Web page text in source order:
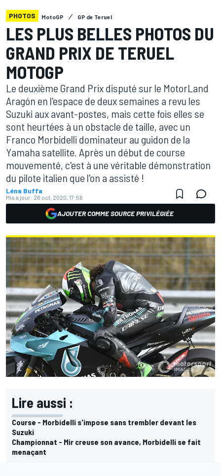
PHOTOS MotoGP GP de Teruel
LES PLUS BELLES PHOTOS DU
GRAND PRIX DE TERUEL
MOTOGP
Le deuxième Grand Prix disputé sur le MotorLand
Aragón en l'espace de deux semaines a revu les
Suzuki aux avant-postes, mais cette fois elles se
sont heurtées à un obstacle de taille, avec un
Franco Morbidelli dominateur au guidon de la
Yamaha satellite. Après un début de course
mouvementé, c'est à une véritable démonstration
du pilote italien que l'on a assisté !
Léna Buffa
Mis à jour: 26 oct. 2020, 17:56
AJOUTER COMME SOURCE PRIVILÉGIÉE
Lire aussi :
Course - Morbidelli s'impose sans trembler devant les
Suzuki
Championnat - Mir creuse son avance, Morbidelli se fait
menaçant